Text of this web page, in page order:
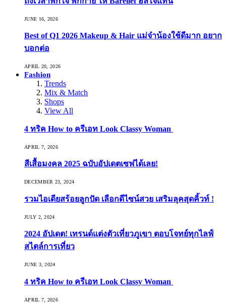
JUNE 16, 2026
Best of Q1 2026 Makeup & Hair แม่จ๋าน้องใช้ดีมาก อยาก
บอกต่อ
APRIL 20, 2026
Fashion
Trends
Mix & Match
Shops
View All
4 ทริค How to ครีเอท Look Classy Woman
APRIL 7, 2026
สีเสื้อมงคล 2025 ฉบับอัปเดตเซฟได้เลย!
DECEMBER 23, 2024
รวมไอเดียสร้อยลูกปัด เลือกดีไซน์สวย เสริมลุคสุดคิ้วท์ !
JULY 2, 2024
2024 อัปเดต! เทรนด์แต่งตัวเที่ยวภูเขา ตอบโจทย์ทุกไลฟ์
สไตล์การเที่ยว
JUNE 3, 2024
4 ทริค How to ครีเอท Look Classy Woman
APRIL 7, 2026